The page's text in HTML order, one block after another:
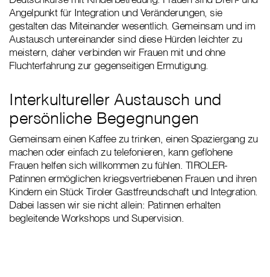
Angelpunkt für Integration und Veränderungen, sie
gestalten das Miteinander wesentlich. Gemeinsam und im
Austausch untereinander sind diese Hürden leichter zu
meistern, daher verbinden wir Frauen mit und ohne
Fluchterfahrung zur gegenseitigen Ermutigung.
Interkultureller Austausch und
persönliche Begegnungen
Gemeinsam einen Kaffee zu trinken, einen Spaziergang zu
machen oder einfach zu telefonieren, kann geflohene
Frauen helfen sich willkommen zu fühlen. TIROLER-
Patinnen ermöglichen kriegsvertriebenen Frauen und ihren
Kindern ein Stück Tiroler Gastfreundschaft und Integration.
Dabei lassen wir sie nicht allein: Patinnen erhalten
begleitende Workshops und Supervision.